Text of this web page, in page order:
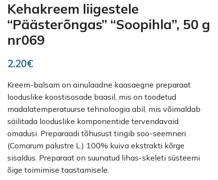
Kehakreem liigestele
“Päästerõngas” “Soopihla”, 50 g
nr069
2.20€
Kreem-balsam on ainulaadne kaasaegne preparaat
looduslike koostisosade baasil, mis on toodetud
madalatemperatuurse tehnoloogia abil, mis võimaldab
säilitada looduslike komponentide tervendavaid
omadusi. Preparaadi tõhusust tingib soo-seemneri
(Comarum palustre L.) 100% kuiva ekstrakti kõrge
sisaldus. Preparaat on suunatud lihas-skeleti süsteemi
õige toimimise taastamisele.